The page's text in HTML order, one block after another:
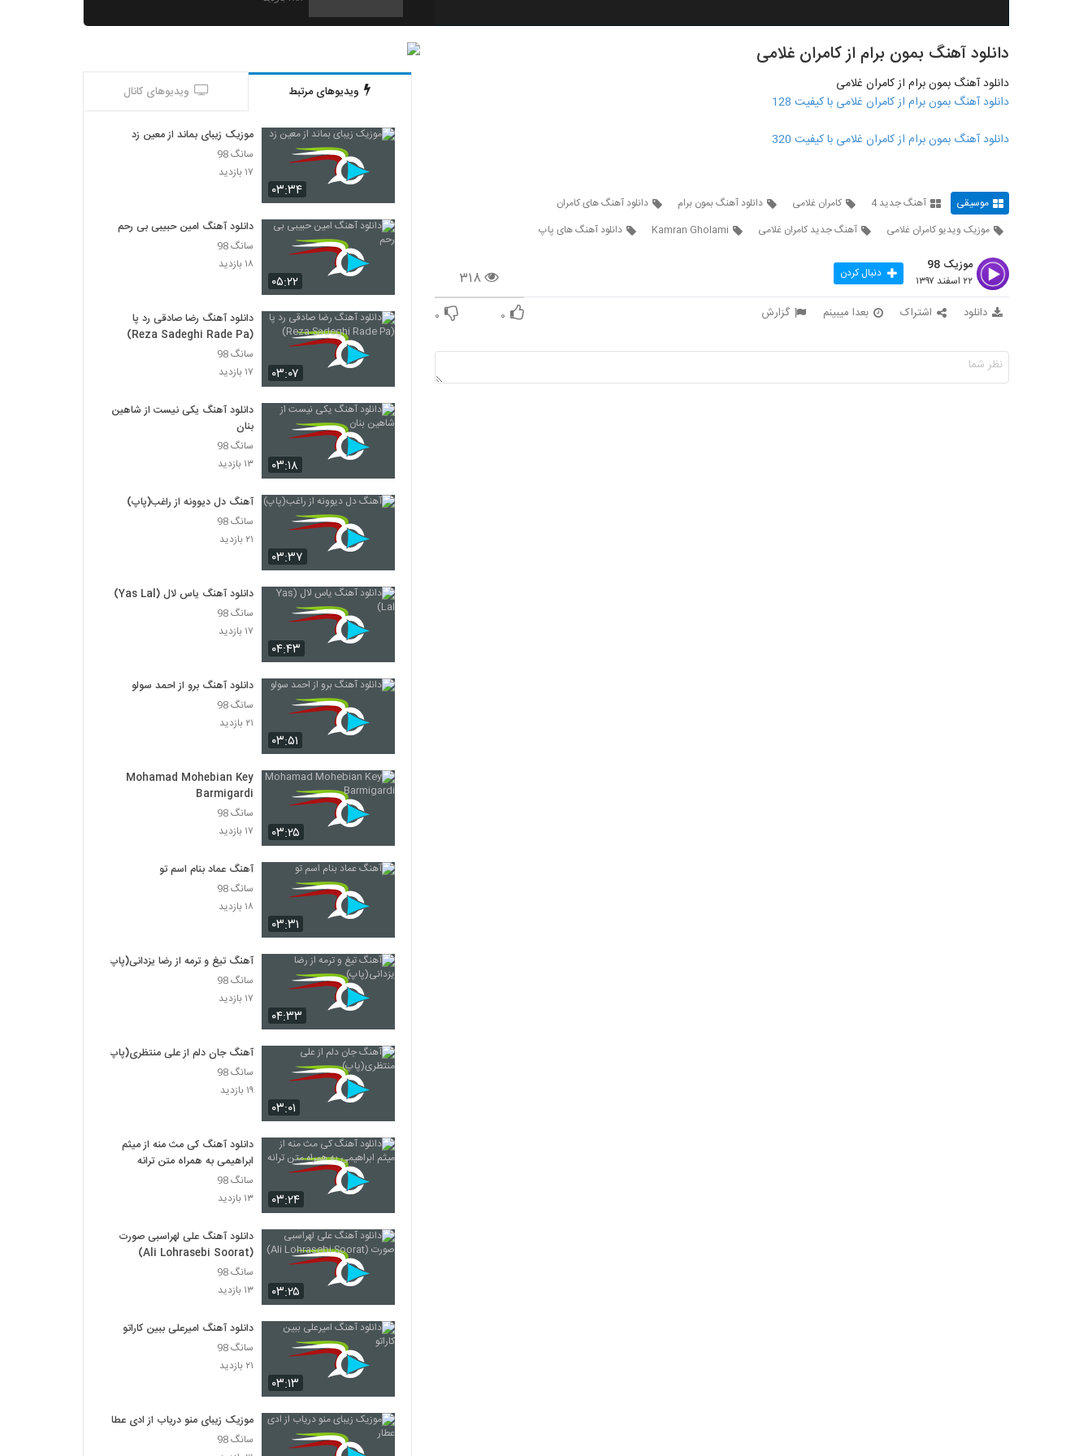
2097
شایان اشراقی آهنگ بیا آشتی
دانلود آهنگ مگه کیه از فرهاد زندوکیلی
۲۹۱ بازدید
دانلود آهنگ بارون ستاره از کسری کریمی به
همراه متن ترانه
۳۴۰ بازدید
دانلود آهنگ ابراهیم چاردولی حبس ابد
(Ebrahim Chahardoli Habs Abad)
آهنگ کلافه از کیان کهتری(پاپ)
موزیک زیبای نباشه دنیا از آرمین تارخ
۳۹۲ بازدید
دانلود آهنگ محمد مهرزاد تنها آرزوم
آهنگ روح اله صادقیان بنام رگبار تردید
۲۴۵ بازدید
موزیک زیبای عشق رویایی از مصطفی احمدی
۳۱۷ بازدید
سعید صداقت
۳۱۸ بازدید
دانلود آهنگ جدید و زیبای پوریا سلیمانی با نام
نمیشه که
موزیک زیبای حالا حالاها (رمیکس) از مرتضی
۳۷۷ بازدید
آهنگ فاتح نورایی بنام دلخورم ازت
۴۱۶ بازدید
موزیک زیبای یار شیرین (رمیکس) از مجتبی
دربیدی
۲,۸۶۸ بازدید
دانلود آهنگ ماه شب من از شهرام جعفری
۳۶۸ بازدید
دانلود آهنگ دل منو بردی از شهرام جمالی
Shahrad Aramesh
۲۳۸ بازدید
Shahram Rajabi Borje Khali
دانلود آهنگ تنهام نذار از شهرام ستاری به همراه
متن ترانه
۲۶۹ بازدید
دانلود آهنگ شهرام شرقی آینده چه خواهد شد
(Shahram Sharghi Ayande Che
دانلود آهنگ بمون برام از کامران غلامی
دانلود آهنگ بمون برام از کامران غلامی
دانلود آهنگ بمون برام از کامران غلامی با کیفیت 128
دانلود آهنگ بمون برام از کامران غلامی با کیفیت 320
موسیقی آهنگ جدید 4 کامران غلامی دانلود آهنگ بمون برام
دانلود آهنگ های کامران
موزیک ویدیو کامران غلامی
آهنگ جدید کامران غلامی Kamran Gholami دانلود آهنگ های پاپ
۳۱۸
موزیک 98
۲۲ اسفند ۱۳۹۷ دنبال کردن
دانلود اشتراک بعدا میبینم گزارش ۰ ۰
ویدیوهای مرتبط ویدیوهای کانال
۰۳:۳۴
موزیک زیبای بماند از معین زد
سانگ 98
۱۷ بازدید
۰۵:۲۲
دانلود آهنگ امین حبیبی بی رحم
سانگ 98
۱۸ بازدید
۰۳:۰۷
دانلود آهنگ رضا صادقی رد پا
(Reza Sadeghi Rade Pa)
سانگ 98
۱۷ بازدید
۰۳:۱۸
دانلود آهنگ یکی نیست از شاهین
بنان
سانگ 98
۱۳ بازدید
۰۳:۳۷
آهنگ دل دیوونه از راغب(پاپ)
سانگ 98
۲۱ بازدید
۰۴:۴۳
دانلود آهنگ یاس لال (Yas Lal)
سانگ 98
۱۷ بازدید
۰۳:۵۱
دانلود آهنگ برو از احمد سولو
سانگ 98
۲۱ بازدید
۰۳:۲۵
Mohamad Mohebian Key
Barmigardi
سانگ 98
۱۷ بازدید
۰۳:۳۱
آهنگ عماد بنام اسم تو
سانگ 98
۱۸ بازدید
۰۴:۳۳
آهنگ تیغ و ترمه از رضا یزدانی(پاپ)
سانگ 98
۱۷ بازدید
۰۳:۰۱
آهنگ جان دلم از علی منتظری(پاپ)
سانگ 98
۱۹ بازدید
۰۳:۲۴
دانلود آهنگ کی مث منه از میثم
ابراهیمی به همراه متن ترانه
سانگ 98
۱۳ بازدید
۰۳:۲۵
دانلود آهنگ علی لهراسبی صورت
(Ali Lohrasebi Soorat)
سانگ 98
۱۳ بازدید
۰۳:۱۳
دانلود آهنگ امیرعلی ببین کاراتو
سانگ 98
۲۱ بازدید
موزیک زیبای منو دریاب از ادی عطار
سانگ 98